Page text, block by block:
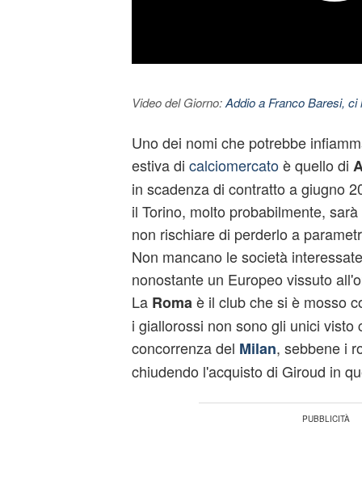
Video del Giorno:Addio a Franco Baresi,
Uno dei nomi che potrebbe
estiva di calciomercatoè quello di
in scadenza di contratto a giugno
il Torino, molto probabilmente,
non rischiare di perderlo a
Non mancano le società
nonostante un Europeo vissuto
La Roma è il club che si è mosso
i giallorossi non sono gli unici visto
concorrenza del Milan, sebbene i
chiudendo l'acquisto di Giroud in